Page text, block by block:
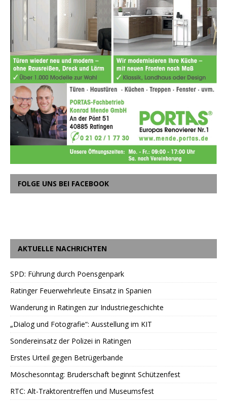
FOLGE UNS BEI FACEBOOK
AKTUELLE NACHRICHTEN
SPD: Führung durch Poensgenpark
Ratinger Feuerwehrleute Einsatz in Spanien
Wanderung in Ratingen zur Industriegeschichte
„Dialog und Fotografie“: Ausstellung im KIT
Sondereinsatz der Polizei in Ratingen
Erstes Urteil gegen Betrügerbande
Möschesonntag: Bruderschaft beginnt Schützenfest
RTC: Alt-Traktorentreffen und Museumsfest